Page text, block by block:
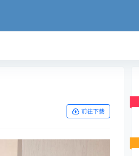
前往下载